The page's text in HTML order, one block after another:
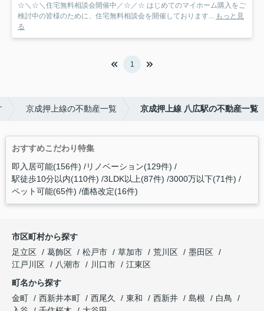
☆＼☆＼住宅無料相談会開催中／☆／☆ はじめてのマイホーム購入をご
検討中の皆様のために、住宅無料相談会を開催しております... もっと見
る
1
京成押上線の不動産一覧 京成押上線 八広駅の不動産一覧
おすすめこだわり特集
即入居可能(156件) リノベーション(129件)
駅徒歩10分以内(110件) 3LDK以上(87件) 3000万以下(71件)
ペット可能(65件) 価格改定(16件)
市区町村から探す
足立区
葛飾区 松戸市 草加市 荒川区
墨田区
江戸川区
八潮市 川口市
江東区
町名から探す
金町
西新井本町 西尾久 東和 西新井 島根
白鳥